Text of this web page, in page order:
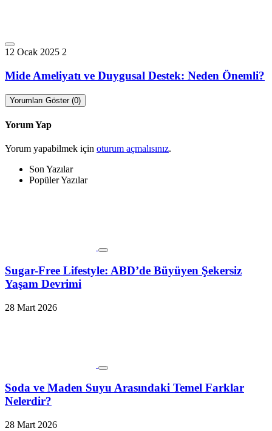
12 Ocak 2025 2
Mide Ameliyatı ve Duygusal Destek: Neden Önemli?
Yorumları Göster (0)
Yorum Yap
Yorum yapabilmek için oturum açmalısınız.
Son Yazılar
Popüler Yazılar
Sugar-Free Lifestyle: ABD’de Büyüyen Şekersiz
Yaşam Devrimi
28 Mart 2026
Soda ve Maden Suyu Arasındaki Temel Farklar
Nelerdir?
28 Mart 2026